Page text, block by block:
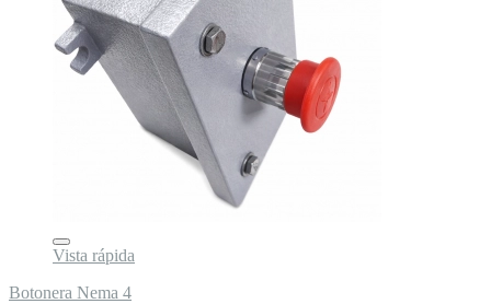
Vista rápida
Botonera Nema 4